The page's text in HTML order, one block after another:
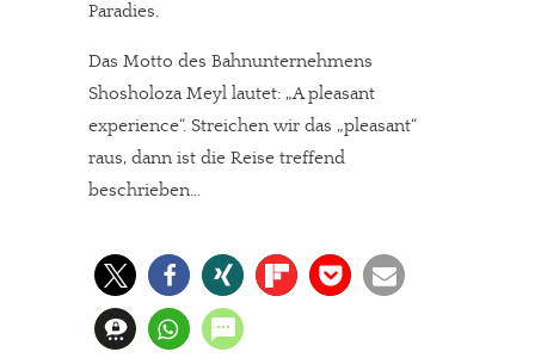
Paradies.
Das Motto des Bahnunternehmens
Shosholoza Meyl lautet: „A pleasant
experience“. Streichen wir das „pleasant“
raus, dann ist die Reise treffend
beschrieben…